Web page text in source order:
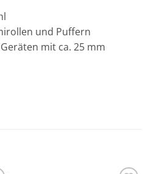
und Puffern
mit ca. 25 mm